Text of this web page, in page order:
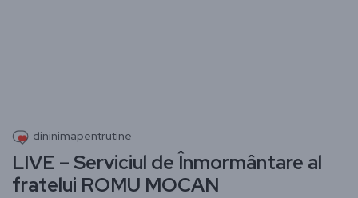
dininimapentrutine
LIVE – Serviciul de Înmormântare al
fratelui ROMU MOCAN